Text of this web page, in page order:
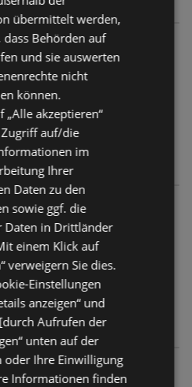
übermittelt werden,
dass Behörden auf
und sie auswerten
nicht
können.
akzeptieren“
auf/die
im
Ihrer
Daten zu den
sowie ggf. die
in Drittländer
einem Klick auf
verweigern Sie dies.
Einstellungen
anzeigen“ und
Aufrufen der
unten auf der
oder Ihre Einwilligung
Informationen finden